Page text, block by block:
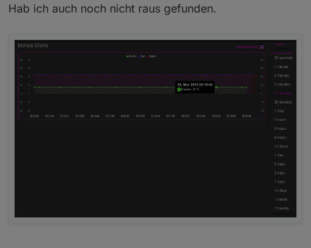
Hab ich auch noch nicht raus gefunden.